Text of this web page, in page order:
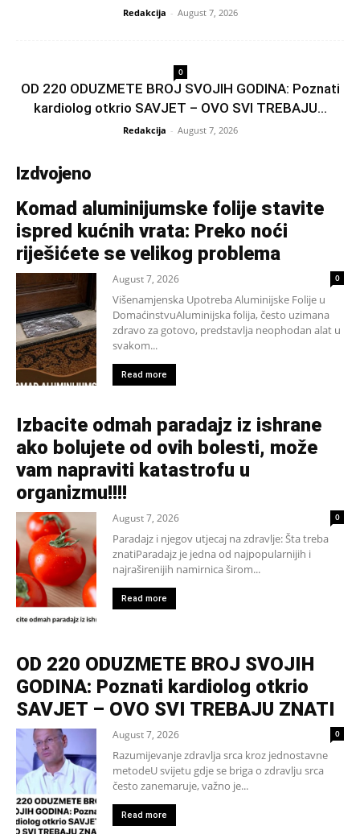
Redakcija - August 7, 2026
0
OD 220 ODUZMETE BROJ SVOJIH GODINA: Poznati
kardiolog otkrio SAVJET – OVO SVI TREBAJU...
Redakcija - August 7, 2026
Izdvojeno
Komad aluminijumske folije stavite
ispred kućnih vrata: Preko noći
riješićete se velikog problema
August 7, 2026 0
Višenamjenska Upotreba Aluminijske Folije u
DomaćinstvuAluminijska folija, često uzimana
zdravo za gotovo, predstavlja neophodan alat u
svakom...
Read more
Izbacite odmah paradajz iz ishrane
ako bolujete od ovih bolesti, može
vam napraviti katastrofu u
organizmu!!!!
August 7, 2026 0
Paradajz i njegov utjecaj na zdravlje: Šta treba
znatiParadajz je jedna od najpopularnijih i
najraširenijih namirnica širom...
Read more
OD 220 ODUZMETE BROJ SVOJIH
GODINA: Poznati kardiolog otkrio
SAVJET – OVO SVI TREBAJU ZNATI
August 7, 2026 0
Razumijevanje zdravlja srca kroz jednostavne
metodeU svijetu gdje se briga o zdravlju srca
često zanemaruje, važno je...
Read more